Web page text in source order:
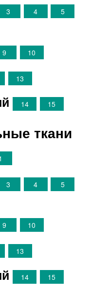
3 4
5
9 10
13
14 15
ткани
3 4
5
9 10
13
14 15